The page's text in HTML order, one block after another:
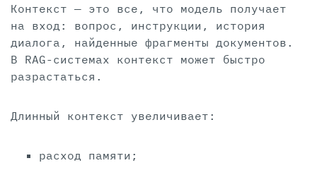
Контекст — это все, что модель получает
на вход: вопрос, инструкции, история
диалога, найденные фрагменты документов.
В RAG-системах контекст может быстро
разрастаться.
Длинный контекст увеличивает:
расход памяти;